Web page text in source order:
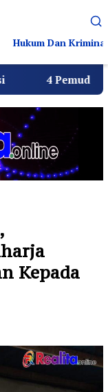
Hukum Dan Kriminal
Bungur Raya
Kepada